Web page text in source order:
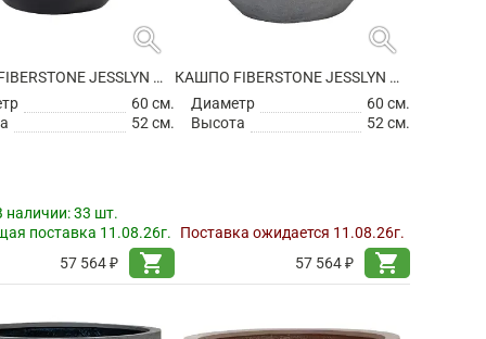
search
КАШПО FIBERSTONE JESSLYN M BLACK
60 см.
52 см.
наличии:33 шт.
поставка 11.08.26г.
57 564 ₽
shopping_cart
search
КАШПО FIBERSTONE JESSLYN M GREY
Диаметр
60 см.
Высота
52 см.
Поставка ожидается 11.08.26г.
57 564 ₽
shopping_cart